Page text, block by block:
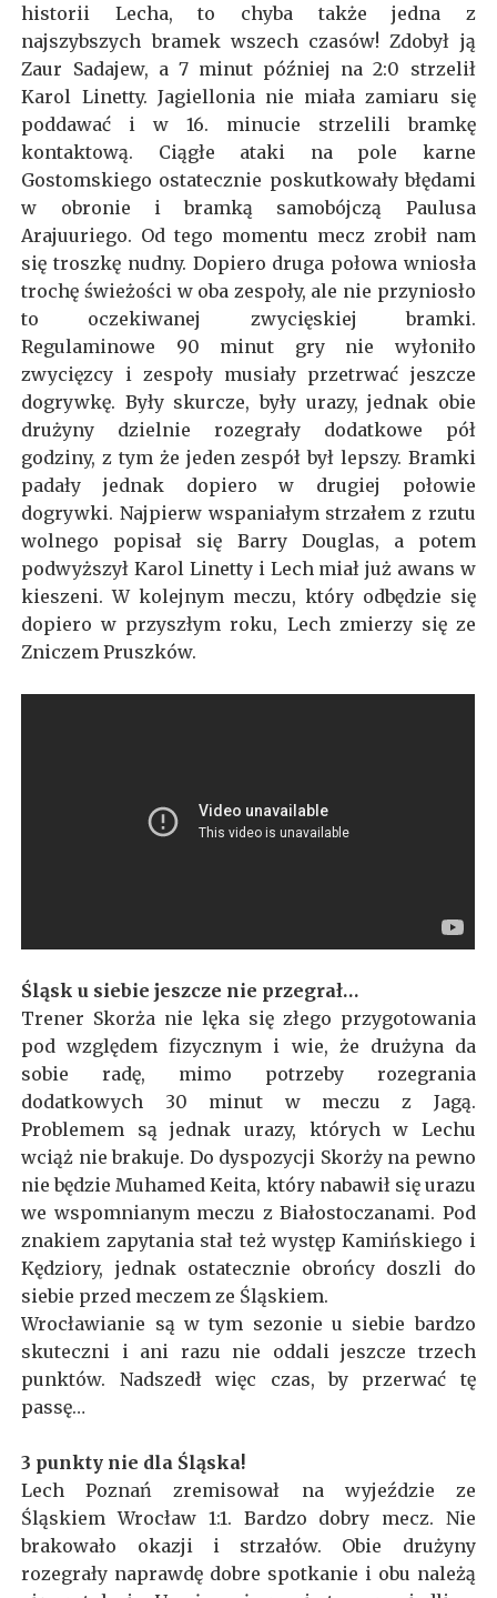
historii Lecha, to chyba także jedna z
najszybszych bramek wszech czasów! Zdobył ją
Zaur Sadajew, a 7 minut później na 2:0 strzelił
Karol Linetty. Jagiellonia nie miała zamiaru się
poddawać i w 16. minucie strzelili bramkę
kontaktową. Ciągłe ataki na pole karne
Gostomskiego ostatecznie poskutkowały błędami
w obronie i bramką samobójczą Paulusa
Arajuuriego. Od tego momentu mecz zrobił nam
się troszkę nudny. Dopiero druga połowa wniosła
trochę świeżości w oba zespoły, ale nie przyniosło
to oczekiwanej zwycięskiej bramki.
Regulaminowe 90 minut gry nie wyłoniło
zwycięzcy i zespoły musiały przetrwać jeszcze
dogrywkę. Były skurcze, były urazy, jednak obie
drużyny dzielnie rozegrały dodatkowe pół
godziny, z tym że jeden zespół był lepszy. Bramki
padały jednak dopiero w drugiej połowie
dogrywki. Najpierw wspaniałym strzałem z rzutu
wolnego popisał się Barry Douglas, a potem
podwyższył Karol Linetty i Lech miał już awans w
kieszeni. W kolejnym meczu, który odbędzie się
dopiero w przyszłym roku, Lech zmierzy się ze
Zniczem Pruszków.
Śląsk u siebie jeszcze nie przegrał…
Trener Skorża nie lęka się złego przygotowania
pod względem fizycznym i wie, że drużyna da
sobie radę, mimo potrzeby rozegrania
dodatkowych 30 minut w meczu z Jagą.
Problemem są jednak urazy, których w Lechu
wciąż nie brakuje. Do dyspozycji Skorży na pewno
nie będzie Muhamed Keita, który nabawił się urazu
we wspomnianym meczu z Białostoczanami. Pod
znakiem zapytania stał też występ Kamińskiego i
Kędziory, jednak ostatecznie obrońcy doszli do
siebie przed meczem ze Śląskiem.
Wrocławianie są w tym sezonie u siebie bardzo
skuteczni i ani razu nie oddali jeszcze trzech
punktów. Nadszedł więc czas, by przerwać tę
passę…
3 punkty nie dla Śląska!
Lech Poznań zremisował na wyjeździe ze
Śląskiem Wrocław 1:1. Bardzo dobry mecz. Nie
brakowało okazji i strzałów. Obie drużyny
rozegrały naprawdę dobre spotkanie i obu należą